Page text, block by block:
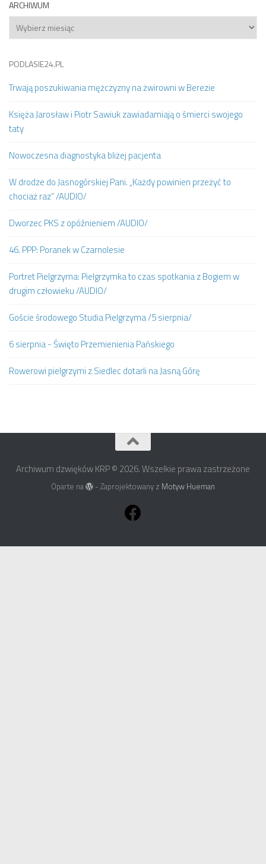
ARCHIWUM
Archiwum
PODLASIE24.PL
Trwają poszukiwania mężczyzny na żwirowni w Berezie
Księża Jarosław i Piotr Sawiuk zawiadamiają o śmierci swojego
taty
Nowoczesna diagnostyka bliżej pacjenta
W drodze do Jasnogórskiej Pani. „Każdy powinien przeżyć to
chociaż raz” /AUDIO/
Dworzec PKS z opóźnieniem /AUDIO/
46. PPP: Poranek w Czarnolesie
Portret Pielgrzyma: Pielgrzymka to czas spotkania z Bogiem w
drugim człowieku /AUDIO/
Goście środowego Studia Pielgrzyma /5 sierpnia/
6 sierpnia - Święto Przemienienia Pańskiego
Rowerowi pielgrzymi z Siedlec dotarli na Jasną Górę
Archiwum dzwięków KRP © 2026. Wszelkie prawa zastrzeżone
Oparte na - Zaprojektowany z Motyw Hueman